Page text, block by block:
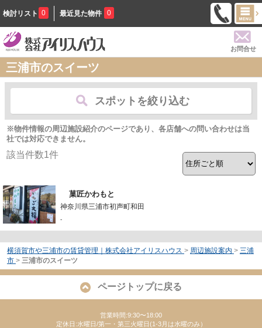
検討リスト 0 最近見た物件 0
お問合せ
三浦市のスイーツ
スポットを絞り込む
※物件情報の周辺施設紹介のページであり、各店舗への問い合わせは当
社では対応できません。
該当件数1件
菓匠かわもと
神奈川県三浦市初声町和田
-
横須賀市や三浦市の賃貸管理｜株式会社アイリスハウス > 周辺施設案内 > 三浦
市 > 三浦市のスイーツ
ページトップに戻る
営業時間:9:30〜18:00
定休日:水曜日/第一・第三火曜日(1-3月は水曜のみ）